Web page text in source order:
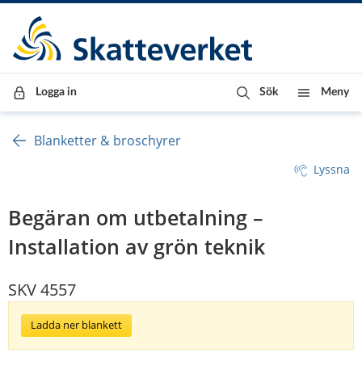
Till innehåll
Till navigationen
Till chattrobot
Logga in Sök Meny
Blanketter & broschyrer
Lyssna
Begäran om utbetalning –
Installation av grön teknik
SKV 4557
Ladda ner blankett